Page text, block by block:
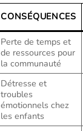
CONSÉQUENCES
Perte de temps et
de ressources pour
la communauté
Détresse et
troubles
émotionnels chez
les enfants